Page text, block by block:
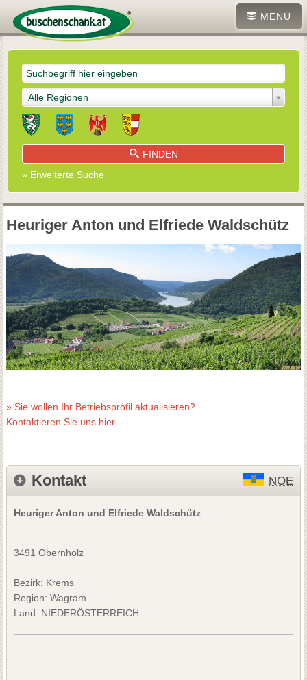
MENÜ
Alle Regionen
FINDEN
» Erweiterte Suche
Heuriger Anton und Elfriede Waldschütz
» Sie wollen Ihr Betriebsprofil aktualisieren?
Kontaktieren Sie uns hier
Kontakt NOE
Heuriger Anton und Elfriede Waldschütz
3491 Obernholz
Bezirk: Krems
Region: Wagram
Land: NIEDERÖSTERREICH